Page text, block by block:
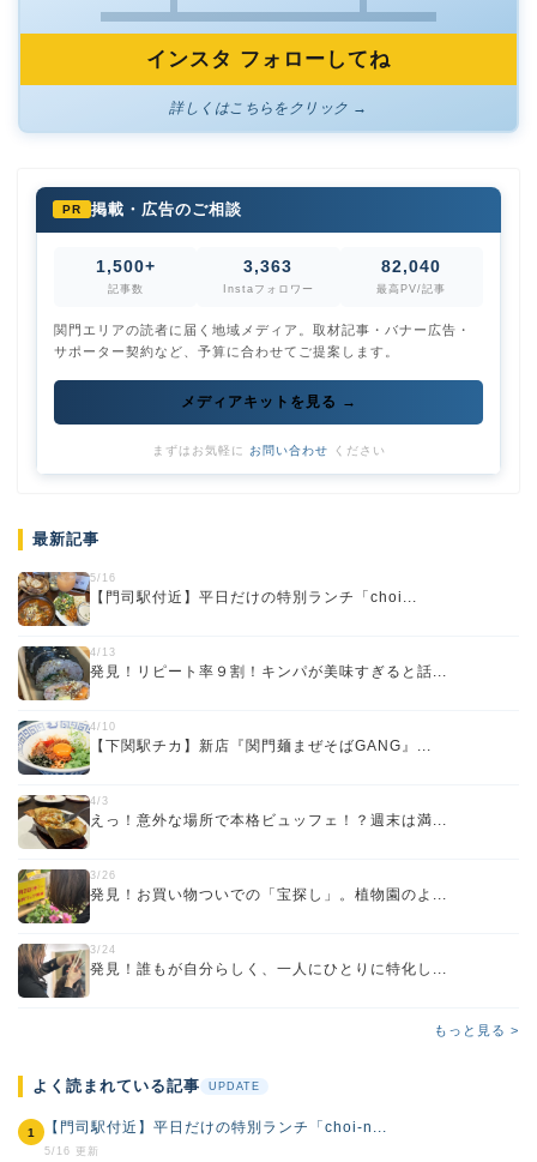
インスタ フォローしてね
詳しくはこちらをクリック →
PR 掲載・広告のご相談
1,500+
記事数
3,363
Instaフォロワー
82,040
最高PV/記事
関門エリアの読者に届く地域メディア。取材記事・バナー広告・
サポーター契約など、予算に合わせてご提案します。
メディアキットを見る →
まずはお気軽に お問い合わせ ください
最新記事
5/16
【門司駅付近】平日だけの特別ランチ「choi...
4/13
発見！リピート率９割！キンパが美味すぎると話...
4/10
【下関駅チカ】新店『関門麺まぜそばGANG』...
4/3
えっ！意外な場所で本格ビュッフェ！？週末は満...
3/26
発見！お買い物ついでの「宝探し」。植物園のよ...
3/24
発見！誰もが自分らしく、一人にひとりに特化し...
もっと見る >
よく読まれている記事 UPDATE
1 【門司駅付近】平日だけの特別ランチ「choi-n...
5/16 更新